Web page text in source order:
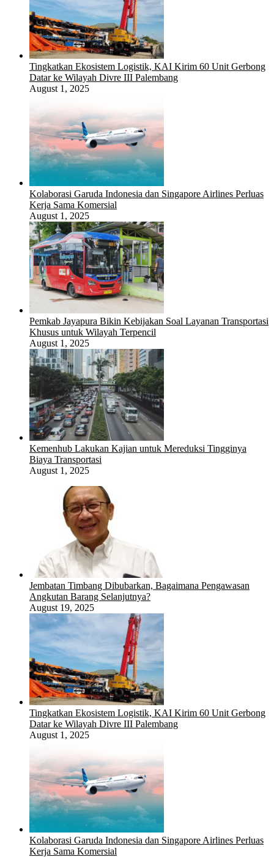
Tingkatkan Ekosistem Logistik, KAI Kirim 60 Unit Gerbong
Datar ke Wilayah Divre III Palembang
August 1, 2025
Kolaborasi Garuda Indonesia dan Singapore Airlines Perluas
Kerja Sama Komersial
August 1, 2025
Pemkab Jayapura Bikin Kebijakan Soal Layanan Transportasi
Khusus untuk Wilayah Terpencil
August 1, 2025
Kemenhub Lakukan Kajian untuk Mereduksi Tingginya
Biaya Transportasi
August 1, 2025
Jembatan Timbang Dibubarkan, Bagaimana Pengawasan
Angkutan Barang Selanjutnya?
August 19, 2025
Tingkatkan Ekosistem Logistik, KAI Kirim 60 Unit Gerbong
Datar ke Wilayah Divre III Palembang
August 1, 2025
Kolaborasi Garuda Indonesia dan Singapore Airlines Perluas
Kerja Sama Komersial